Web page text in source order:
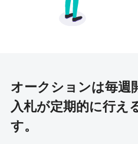
オークションは毎週
入札が定期的に行え
す。